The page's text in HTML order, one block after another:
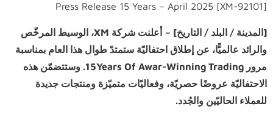
[XM-92101] Press Release 15 Years – April 2025
[المدينة / البلد / التاريخ] – أعلنت شركة XM، الوسيط المرخّص
والرائد عالميًّا، عن إطلاق احتفاليّة ستمتدّ طوال هذا العام بمناسبة
مرور
15Years Of Awar-Winning Trading
. وستتضمّن هذه
الاحتفاليّة عروضًا حصريّة، وفعاليّات متميّزة ومنتجات جديدة
للعملاء الحاليّين والجُدد.